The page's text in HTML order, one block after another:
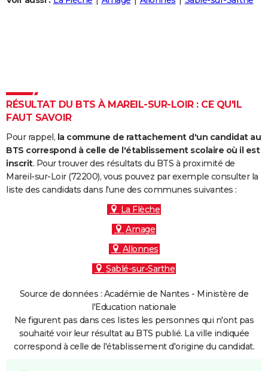
Carte de Noël
Carte Bonne année
Carte Saint-Valentin
Carte Pâques
Carte d'anniversaire
Dictionnaire
Biographies
Citations
Expressions
Proverbes
PROGRAMME TV
COPAINS D'AVANT
S'inscrire
Se connecter
Lycées
Collèges
Primaires
Universités
Entreprises
Service militaire
Avis de recherche
AVIS DE DÉCÈS
RÉSULTAT DU BTS À MAREIL-SUR-LOIR : CE QU'IL
FAUT SAVOIR
Pour rappel, la commune de rattachement d'un candidat au
BTS correspond à celle de l'établissement scolaire où il est
inscrit. Pour trouver des résultats du BTS à proximité de
Mareil-sur-Loir (72200), vous pouvez par exemple consulter la
liste des candidats dans l'une des communes suivantes :
La Flèche
Arnage
Allonnes
Sablé-sur-Sarthe
Source de données : Académie de Nantes - Ministère de
l'Education nationale
Ne figurent pas dans ces listes les personnes qui n'ont pas
souhaité voir leur résultat au BTS publié. La ville indiquée
correspond à celle de l'établissement d'origine du candidat.